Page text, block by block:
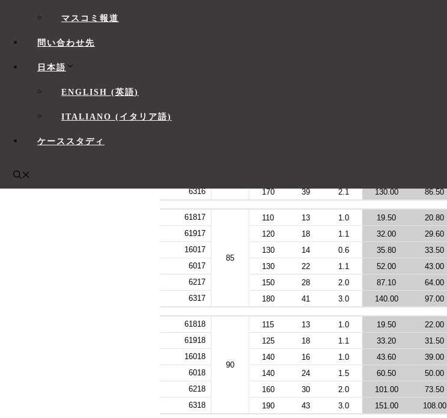
マスコミ報道
問い合わせ先
日本語
ENGLISH (英語)
ITALIANO ( イタリア語)
ケーススタディ
6316
170 39 2.1 130.00 86.50
61817
85
110 13 1.0 19.50 20.80
61917
120 18 1.1 32.00 29.60
16017
130 14 0.6 35.80 33.50
6017
130 22 1.1 52.00 43.00
6217
150 28 2.0 87.10 64.00
6317
180 41 3.0 140.00 97.00
61818
90
115 13 1.0 19.50 22.00
61918
125 18 1.1 33.20 31.50
16018
140 16 1.0 43.60 39.00
6018
140 24 1.5 60.50 50.00
6218
160 30 2.0 101.00 73.50
6318
190 43 3.0 151.00 108.00